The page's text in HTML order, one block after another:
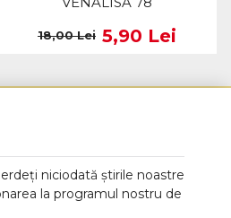
5,90 Lei
18,00 Lei
niciodată știrile noastre
la programul nostru de